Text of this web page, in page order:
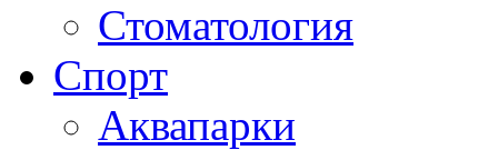
Стоматология
Спорт
Аквапарки